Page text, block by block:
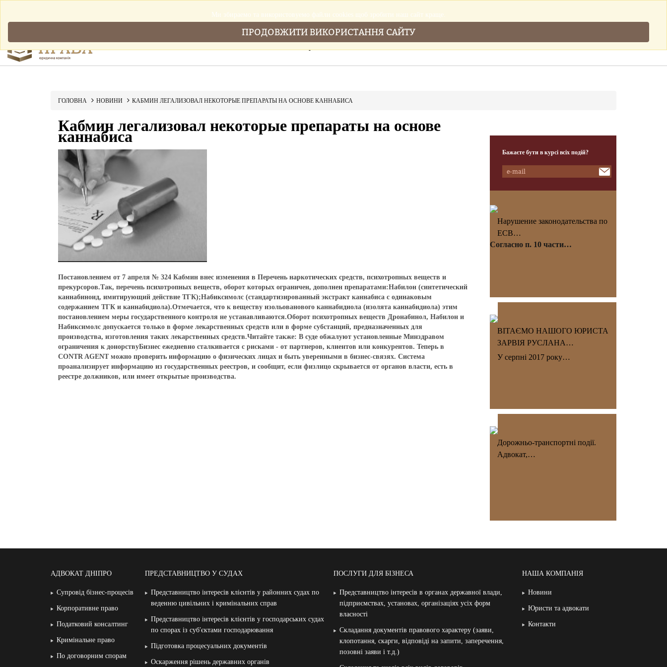
Головна Послуги Новини Cтатті Клієнти Наша Команда Контакти
ГОЛОВНА НОВИНИ КАБМИН ЛЕГАЛИЗОВАЛ НЕКОТОРЫЕ ПРЕПАРАТЫ НА ОСНОВЕ КАННАБИСА
Кабмин легализовал некоторые препараты на основе
каннабиса
Постановлением от 7 апреля № 324 Кабмин внес изменения в Перечень наркотических средств, психотропных веществ и
прекурсоров.Так, перечень психотропных веществ, оборот которых ограничен, дополнен препаратами:Набилон (синтетический
каннабиноид, имитирующий действие ТГК);Набиксимолс (стандартизированный экстракт каннабиса с одинаковым
содержанием ТГК и каннабидиола).Отмечается, что к веществу изольованового каннабидиола (изолята каннабидиола) этим
постановлением меры государственного контроля не устанавливаются.Оборот психотропных веществ Дронабинол, Набилон и
Набиксимолс допускается только в форме лекарственных средств или в форме субстанций, предназначенных для
производства, изготовления таких лекарственных средств.Читайте также: В суде обжалуют установленные Минздравом
ограничения к донорствуБизнес ежедневно сталкивается с рисками - от партнеров, клиентов или конкурентов. Теперь в
CONTR AGENT можно проверить информацию о физических лицах и быть уверенными в бизнес-связях. Система
проанализирует информацию из государственных реестров, и сообщит, если физлицо скрывается от органов власти, есть в
реестре должников, или имеет открытые производства.
Бажаєте бути в курсі всіх подій?
Нарушение законодательства по
ЕСВ…
Согласно п. 10 части…
ВІТАЄМО НАШОГО ЮРИСТА
ЗАРВІЯ РУСЛАНА…
У серпні 2017 року…
Дорожньо-транспортні події.
Адвокат,…
АДВОКАТ ДНІПРО
Супровід бізнес-процесів
Корпоративне право
Податковий консалтинг
Кримінальне право
По договорним спорам
ПРЕДСТАВНИЦТВО У СУДАХ
Представництво інтересів клієнтів у районних судах по
веденню цивільних і кримінальних справ
Представництво інтересів клієнтів у господарських судах
по спорах із суб′єктами господарювання
Підготовка процесуальних документів
Оскарження рішень державних органів
ПОСЛУГИ ДЛЯ БІЗНЕСА
Представництво інтересів в органах державної влади,
підприємствах, установах, організаціях усіх форм
власності
Складання документів правового характеру (заяви,
клопотання, скарги, відповіді на запити, заперечення,
позовні заяви і т.д.)
НАША КОМПАНІЯ
Новини
Юристи та адвокати
Контакти
Ми збираемо та використовуемо файли cookies щоб зробити наш сайт краще.
ПРОДОВЖИТИ ВИКОРИСТАННЯ САЙТУ